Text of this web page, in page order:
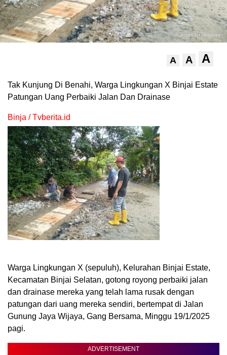
A A A
Tak Kunjung Di Benahi, Warga Lingkungan X Binjai Estate
Patungan Uang Perbaiki Jalan Dan Drainase
Binja / Tvberita.id
Warga Lingkungan X (sepuluh), Kelurahan Binjai Estate,
Kecamatan Binjai Selatan, gotong royong perbaiki jalan
dan drainase mereka yang telah lama rusak dengan
patungan dari uang mereka sendiri, bertempat di Jalan
Gunung Jaya Wijaya, Gang Bersama, Minggu 19/1/2025
pagi.
ADVERTISEMENT